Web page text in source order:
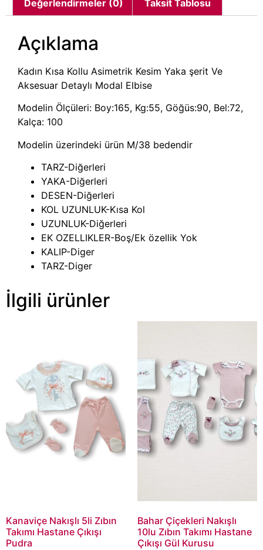
Değerlendirmeler (0) Taksit Tablosu
Açıklama
Kadın Kısa Kollu Asimetrik Kesim Yaka şerit Ve
Aksesuar Detaylı Modal Elbise
Modelin Ölçüleri: Boy:165, Kg:55, Göğüs:90, Bel:72,
Kalça: 100
Modelin üzerindeki ürün M/38 bedendir
TARZ-Diğerleri
YAKA-Diğerleri
DESEN-Diğerleri
KOL UZUNLUK-Kısa Kol
UZUNLUK-Diğerleri
EK OZELLIKLER-Boş/Ek özellik Yok
KALIP-Diger
TARZ-Diger
İlgili ürünler
Kanaviçe Nakışlı 5li Zıbın
Takımı Hastane Çıkışı
Pudra
Bahar Çiçekleri Nakışlı
10lu Zıbın Takımı Hastane
Çıkışı Gül Kurusu